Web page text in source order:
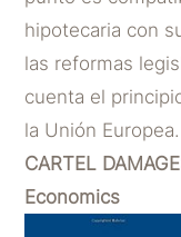
hipotecaria con
las reformas
cuenta el
la Unión Europea.
CARTEL
Economics